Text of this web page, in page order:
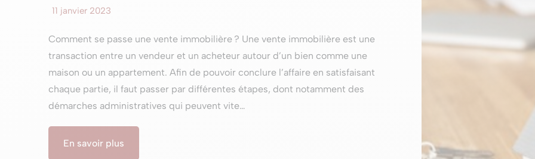
11 janvier 2023
Comment se passe une vente immobilière ? Une vente immobilière est une
transaction entre un vendeur et un acheteur autour d’un bien comme une
maison ou un appartement. Afin de pouvoir conclure l’affaire en satisfaisant
chaque partie, il faut passer par différentes étapes, dont notamment des
démarches administratives qui peuvent vite…
En savoir plus